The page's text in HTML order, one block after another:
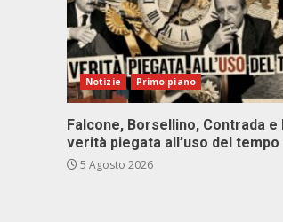
Notizie Primo piano
Falcone, Borsellino, Contrada e
verità piegata all’uso del tempo
5 Agosto 2026